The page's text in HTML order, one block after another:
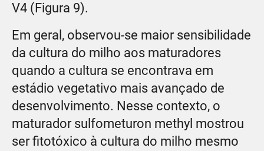
V4 (Figura 9).
Em geral, observou-se maior sensibilidade
da cultura do milho aos maturadores
quando a cultura se encontrava em
estádio vegetativo mais avançado de
desenvolvimento. Nesse contexto, o
maturador sulfometuron methyl mostrou
ser fitotóxico à cultura do milho mesmo